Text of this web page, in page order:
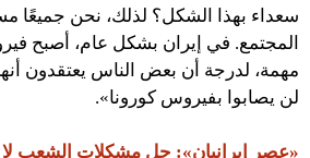
سعداء بهذا الشكل؟ لذلك، نحن جميعًا
المجتمع. في إيران بشكل عام، أصبح
مهمة، لدرجة أن بعض الناس يعتقدون
لن يصابوا بفيروس كورونا».
«عصر إيرانيان»: حل مشكلات الشعب لا